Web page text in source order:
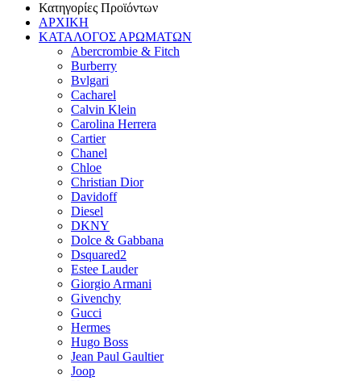
Κατηγορίες Προϊόντων
ΑΡΧΙΚΗ
ΚΑΤΑΛΟΓΟΣ ΑΡΩΜΑΤΩΝ
Abercrombie & Fitch
Burberry
Bvlgari
Cacharel
Calvin Klein
Carolina Herrera
Cartier
Chanel
Chloe
Christian Dior
Davidoff
Diesel
DKNY
Dolce & Gabbana
Dsquared2
Estee Lauder
Giorgio Armani
Givenchy
Gucci
Hermes
Hugo Boss
Jean Paul Gaultier
Joop